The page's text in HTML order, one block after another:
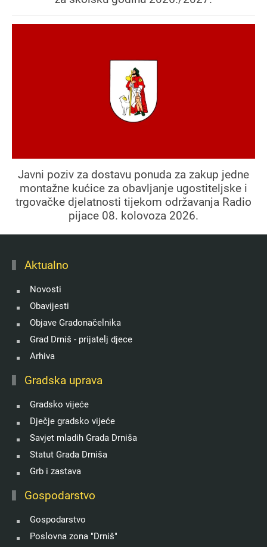
Javni poziv za dostavu ponuda za zakup jedne
montažne kućice za obavljanje ugostiteljske i
trgovačke djelatnosti tijekom održavanja Radio
pijace 08. kolovoza 2026.
Aktualno
Novosti
Obavijesti
Objave Gradonačelnika
Grad Drniš - prijatelj djece
Arhiva
Gradska uprava
Gradsko vijeće
Dječje gradsko vijeće
Savjet mladih Grada Drniša
Statut Grada Drniša
Grb i zastava
Gospodarstvo
Gospodarstvo
Poslovna zona "Drniš"